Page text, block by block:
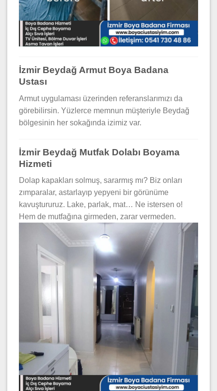
İzmir Beydağ Armut Boya Badana
Ustası
Armut uygulaması üzerinden referanslarımızı da
görebilirsin. Yüzlerce memnun müşteriyle Beydağ
bölgesinin her sokağında izimiz var.
İzmir Beydağ Mutfak Dolabı Boyama
Hizmeti
Dolap kapakları solmuş, sararmış mı? Biz onları
zımparalar, astarlayıp yepyeni bir görünüme
kavuştururuz. Lake, parlak, mat… Ne istersen o!
Hem de mutfağına girmeden, zarar vermeden.